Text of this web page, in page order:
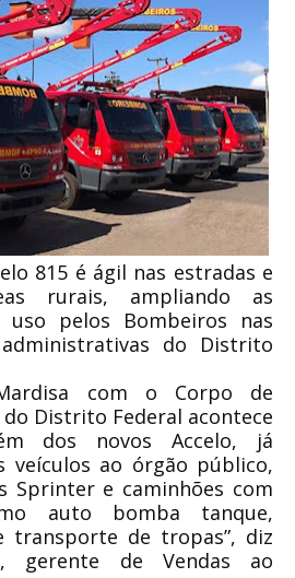
815 é ágil nas estradas e
rurais, ampliando as
uso pelos Bombeiros nas
do Distrito
com o Corpo de
Distrito Federal acontece
dos novos Accelo, já
veículos ao órgão público,
Sprinter e caminhões com
auto bomba tanque,
transporte de tropas”, diz
gerente de Vendas ao